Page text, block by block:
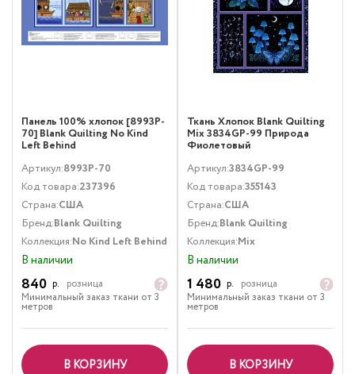
Панель 100% хлопок [8993P-
70] Blank Quilting No Kind
Left Behind
Артикул:8993P-70
Код товара:237396
Страна:США
Бренд:Blank Quilting
Коллекция:No Kind Left Behind
В наличии
840 р.
розница
Минимальный заказ ткани от 3
метров
В КОРЗИНУ
Ткань Хлопок Blank Quilting
Mix 3834GP-99 Природа
Фиолетовый
Артикул:3834GP-99
Код товара:355143
Страна:США
Бренд:Blank Quilting
Коллекция:Mix
В наличии
1 480 р.
розница
Минимальный заказ ткани от 3
метров
В КОРЗИНУ